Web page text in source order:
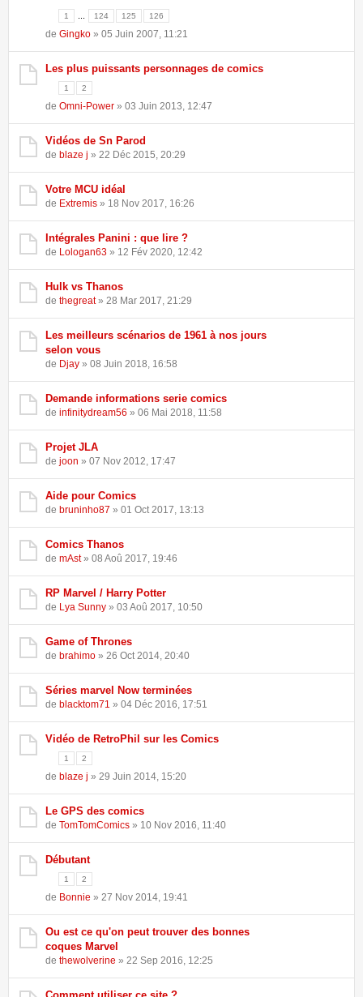
1 ... 124 125 126
de Gingko » 05 Juin 2007, 11:21
Les plus puissants personnages de comics
1 2
de Omni-Power » 03 Juin 2013, 12:47
Vidéos de Sn Parod
de blaze j » 22 Déc 2015, 20:29
Votre MCU idéal
de Extremis » 18 Nov 2017, 16:26
Intégrales Panini : que lire ?
de Lologan63 » 12 Fév 2020, 12:42
Hulk vs Thanos
de thegreat» 28 Mar 2017, 21:29
Les meilleurs scénarios de 1961 à nos jours
selon vous
de Djay » 08 Juin 2018, 16:58
Demande informations serie comics
de infinitydream56 » 06 Mai 2018, 11:58
Projet JLA
de joon » 07 Nov 2012, 17:47
Aide pour Comics
de bruninho87 » 01 Oct 2017, 13:13
Comics Thanos
de mAst» 08 Aoû 2017, 19:46
RP Marvel / Harry Potter
de Lya Sunny » 03 Aoû 2017, 10:50
Game of Thrones
de brahimo » 26 Oct 2014, 20:40
Séries marvel Now terminées
de blacktom71 » 04 Déc 2016, 17:51
Vidéo de RetroPhil sur les Comics
1 2
de blaze j » 29 Juin 2014, 15:20
Le GPS des comics
de TomTomComics » 10 Nov 2016, 11:40
Débutant
1 2
de Bonnie » 27 Nov 2014, 19:41
Ou est ce qu'on peut trouver des bonnes
coques Marvel
de thewolverine » 22 Sep 2016, 12:25